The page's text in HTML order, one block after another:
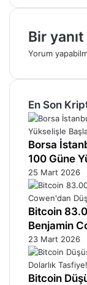
Bir yanıt
Yorum
En Son
Borsa
100 Güne
25 Mart 2026
Bitcoin
Benjamin
23 Mart 2026
Bitcoin